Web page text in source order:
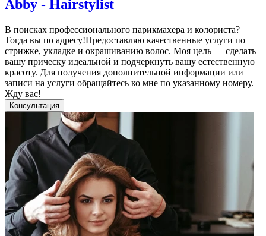
Abby - Hairstylist
В поисках профессионального парикмахера и колориста?
Тогда вы по адресу!Предоставляю качественные услуги по
стрижке, укладке и окрашиванию волос. Моя цель — сделать
вашу прическу идеальной и подчеркнуть вашу естественную
красоту. Для получения дополнительной информации или
записи на услуги обращайтесь ко мне по указанному номеру.
Жду вас!
Консультация